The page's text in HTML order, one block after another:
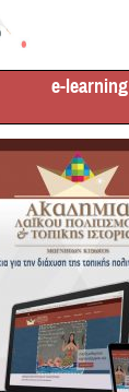
e-learning